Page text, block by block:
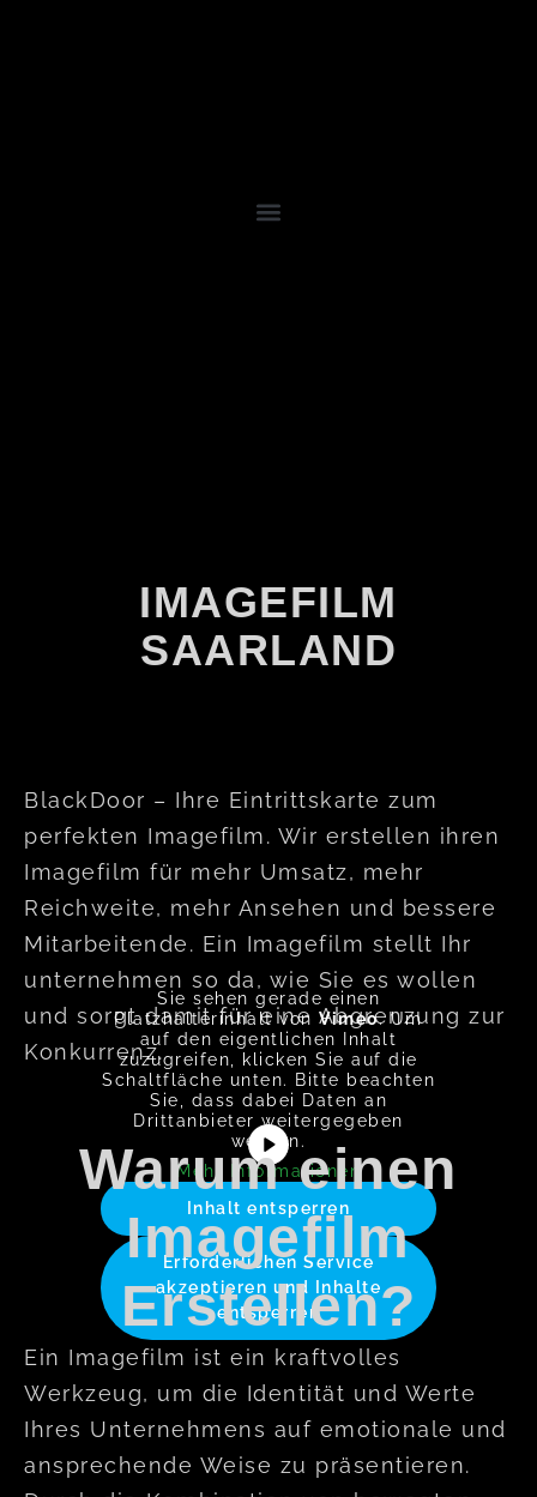
IMAGEFILM
SAARLAND
BlackDoor – Ihre Eintrittskarte zum
perfekten Imagefilm. Wir erstellen ihren
Imagefilm für mehr Umsatz, mehr
Reichweite, mehr Ansehen und bessere
Mitarbeitende. Ein Imagefilm stellt Ihr
unternehmen so da, wie Sie es wollen
und sorgt damit für eine Abgrenzung zur
Konkurrenz.
Sie sehen gerade einen
Platzhalterinhalt vonVimeo. Um
auf den eigentlichen Inhalt
zuzugreifen, klicken Sie auf die
Schaltfläche unten. Bitte beachten
Sie, dass dabei Daten an
Drittanbieter weitergegeben
werden.
Mehr Informationen
Inhalt entsperren
Erforderlichen Service
akzeptieren und Inhalte
entsperren
Warum einen
Imagefilm
Erstellen?
Ein Imagefilm ist ein kraftvolles
Werkzeug, um die Identität und Werte
Ihres Unternehmens auf emotionale und
ansprechende Weise zu präsentieren.